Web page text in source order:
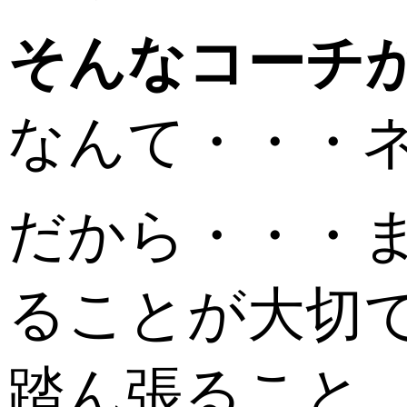
そんなコーチ
なんて・・・
だから・・・
ることが大切